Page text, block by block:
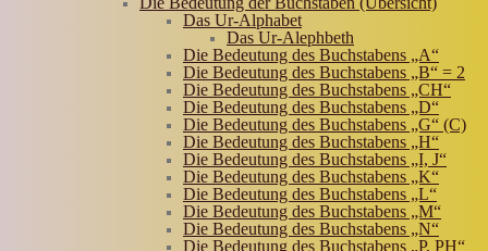
Das Ur-Alphabet
Das Ur-Alephbeth
Die Bedeutung des Buchstabens „A“
Die Bedeutung des Buchstabens „B“ = 2
Die Bedeutung des Buchstabens „CH“
Die Bedeutung des Buchstabens „D“
Die Bedeutung des Buchstabens „G“ (C)
Die Bedeutung des Buchstabens „H“
Die Bedeutung des Buchstabens „I, J“
Die Bedeutung des Buchstabens „K“
Die Bedeutung des Buchstabens „L“
Die Bedeutung des Buchstabens „M“
Die Bedeutung des Buchstabens „N“
Die Bedeutung des Buchstabens „P, PH“